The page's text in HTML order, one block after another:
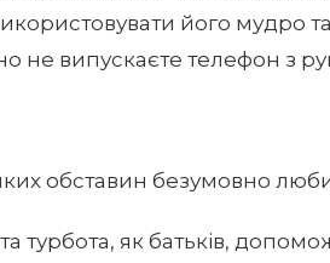
його мудро
не випускаєте телефон з
обставин безумовно
турбота, як батьків,